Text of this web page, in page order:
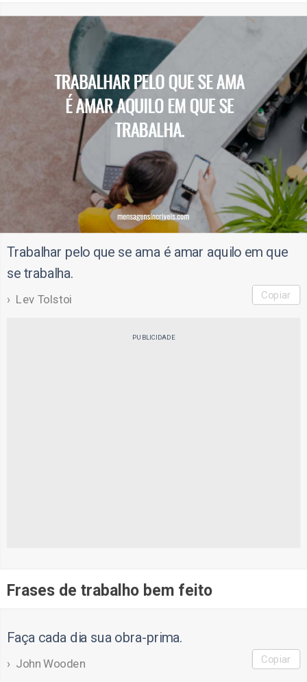
Trabalhar pelo que se ama é amar aquilo em que
se trabalha.
Lev Tolstoi Copiar
PUBLICIDADE
Frases de trabalho bem feito
Faça cada dia sua obra-prima.
John Wooden Copiar